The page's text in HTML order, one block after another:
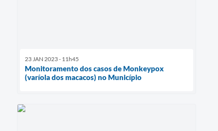
23 JAN 2023 - 11h45
Monitoramento dos casos de Monkeypox
(varíola dos macacos) no Município